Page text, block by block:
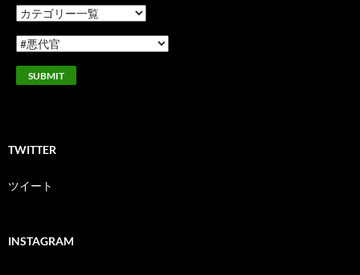
TWITTER
ツイート
INSTAGRAM